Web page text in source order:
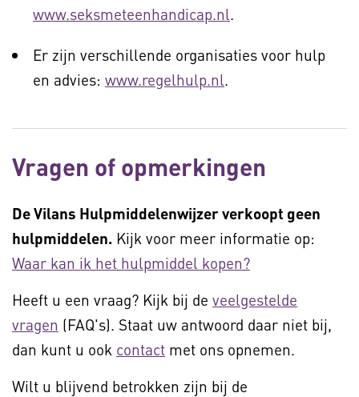
www.seksmeteenhandicap.nl.
Er zijn verschillende organisaties voor hulp
en advies: www.regelhulp.nl.
Vragen of opmerkingen
De Vilans Hulpmiddelenwijzer verkoopt geen
hulpmiddelen. Kijk voor meer informatie op:
Waar kan ik het hulpmiddel kopen?
Heeft u een vraag? Kijk bij de veelgestelde
vragen (FAQ's). Staat uw antwoord daar niet bij,
dan kunt u ook contact met ons opnemen.
Wilt u blijvend betrokken zijn bij de